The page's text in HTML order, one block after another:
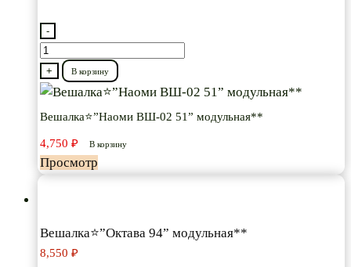
-
Количество
товара
Вешалка⭐”Наоми
модульная**
+ В корзину
Вешалка⭐”Наоми ВШ-02 51” модульная**
4,750 ₽ В корзину
Просмотр
Вешалка⭐”Октава 94” модульная**
8,550 ₽